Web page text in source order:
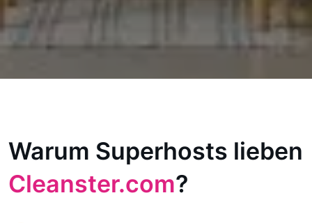
Warum Superhosts lieben
Cleanster.com?